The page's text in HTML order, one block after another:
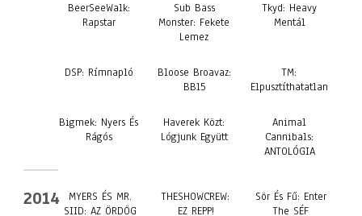
BeerSeeWalk:
Rapstar
Sub Bass
Monster: Fekete
Lemez
Tkyd: Heavy
Mentál
DSP: Rímnapló
Bloose Broavaz:
BB15
TM:
Elpusztíthatatlan
Bigmek: Nyers És
Rágós
Haverek Közt:
Lógjunk Együtt
Animal
Cannibals:
ANTOLÓGIA
2014
MYERS ÉS MR.
SIID: AZ ÖRDÖG
THESHOWCREW:
EZ REPP!
Sör És Fű: Enter
The SÉF